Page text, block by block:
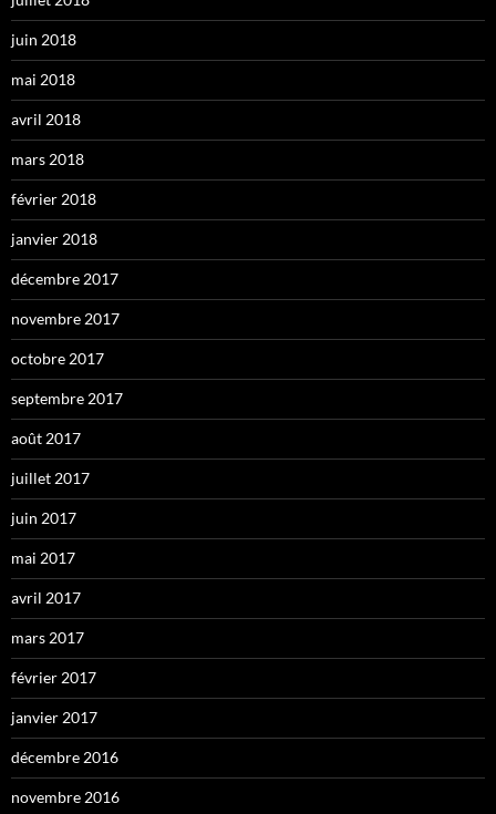
juin 2018
mai 2018
avril 2018
mars 2018
février 2018
janvier 2018
décembre 2017
novembre 2017
octobre 2017
septembre 2017
août 2017
juillet 2017
juin 2017
mai 2017
avril 2017
mars 2017
février 2017
janvier 2017
décembre 2016
novembre 2016